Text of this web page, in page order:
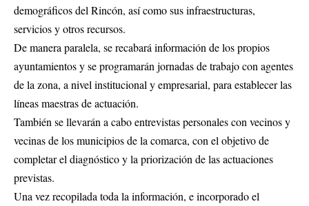
demográficos del Rincón, así como sus infraestructuras,
servicios y otros recursos.
De manera paralela, se recabará información de los propios
ayuntamientos y se programarán jornadas de trabajo con agentes
de la zona, a nivel institucional y empresarial, para establecer las
líneas maestras de actuación.
También se llevarán a cabo entrevistas personales con vecinos y
vecinas de los municipios de la comarca, con el objetivo de
completar el diagnóstico y la priorización de las actuaciones
previstas.
Una vez recopilada toda la información, e incorporado el